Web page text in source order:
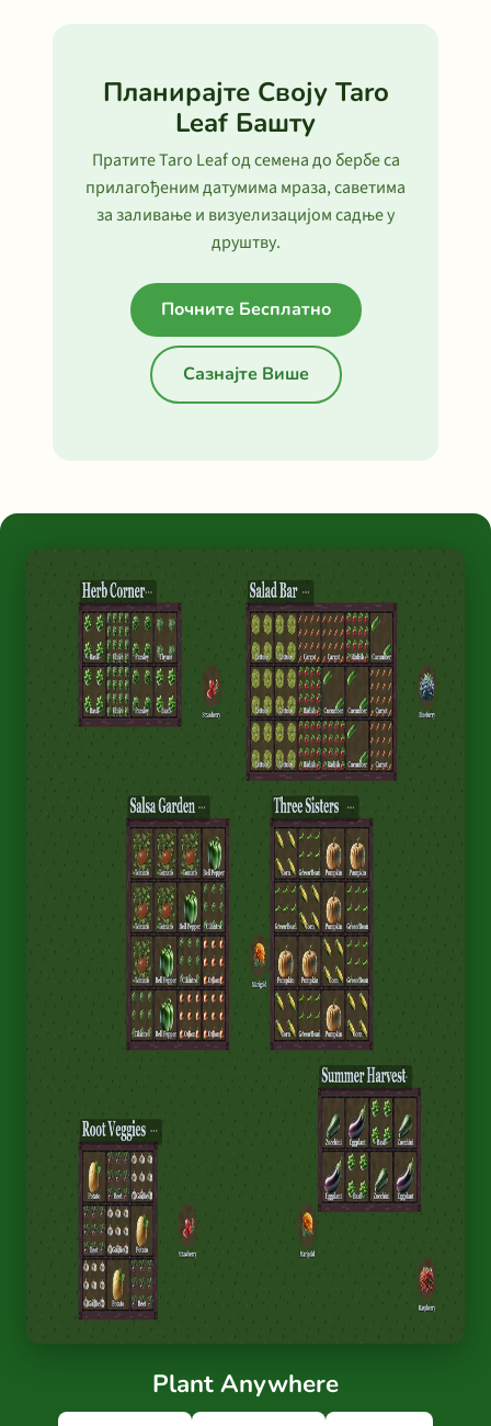
Планирајте Своју Taro
Leaf Башту
Пратите Taro Leaf од семена до бербе са
прилагођеним датумима мраза, саветима
за заливање и визуелизацијом садње у
друштву.
Почните Бесплатно
Сазнајте Више
Plant Anywhere